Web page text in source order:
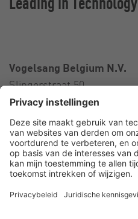
Vogelsang Belgium N.V.
Slingerstraat 50
8820 Torhout
België
Contact
Telefoon:+32 51 81 96 40